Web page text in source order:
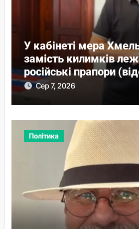
У кабінеті мера
замість килимків
російські прапори
Сер 7, 2026
Політика